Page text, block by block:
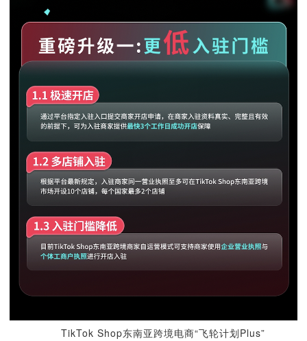
TikTok Shop东南亚跨境电商“飞轮计划Plus”